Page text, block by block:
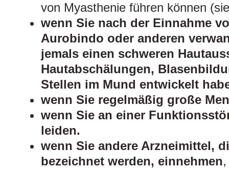
von Myasthenie führen können
wenn Sie nach der Einnahme
Aurobindo oder anderen
jemals einen schweren
Hautabschälungen,
Stellen im Mund entwickelt
wenn Sie regelmäßig große
wenn Sie an einer
leiden.
wenn Sie andere Arzneimittel,
bezeichnet werden, einnehmen